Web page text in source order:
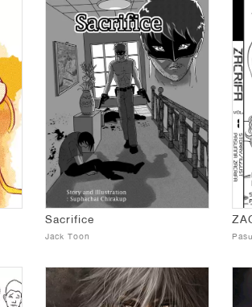
Sacrifice
Jack Toon